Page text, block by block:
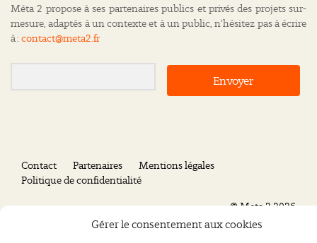
Gérer le consentement aux cookies
Méta 2 propose à ses partenaires publics et privés des projets sur-
mesure, adaptés à un contexte et à un public, n’hésitez pas à écrire
à : contact@meta2.fr
Envoyer
Contact Partenaires
Mentions légales
Politique de confidentialité
©Meta 22026